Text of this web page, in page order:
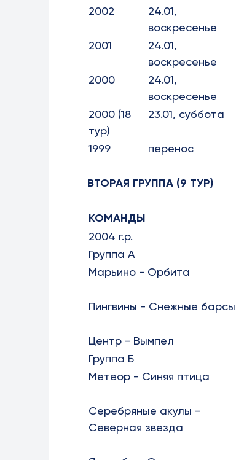
2002
24.01,
воскресенье
2001
24.01,
воскресенье
2000
24.01,
воскресенье
2000 (18
тур)
23.01, суббота
1999
перенос
ВТОРАЯ ГРУППА (9 ТУР)
КОМАНДЫ
2004 г.р.
Группа А
Марьино - Орбита
Пингвины - Снежные барсы
Центр - Вымпел
Группа Б
Метеор - Синяя птица
Серебряные акулы -
Северная звезда